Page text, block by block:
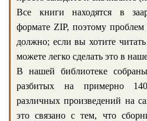
Все книги находятся в
формате ZIP, поэтому
должно; если вы хотите
можете легко сделать это в
В нашей библиотеке
разбитых на примерно
различных произведений на
это связано с тем, что